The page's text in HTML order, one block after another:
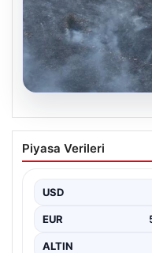
Tunceli’de otluk
sıçramadan
arasında bulunan
belirlenemeyen bir
Piyasa Verileri
USD
EUR
ALTIN